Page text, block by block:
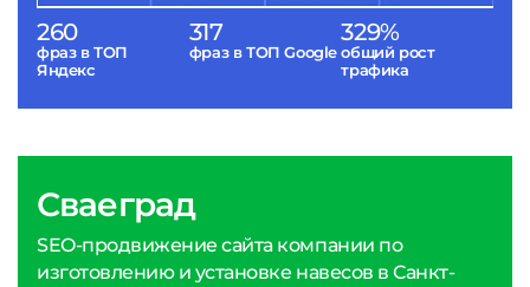
260
фраз в ТОП
Яндекс
317
фраз в ТОП Google
329%
общий рост
трафика
Сваеград
SEO-продвижение сайта компании по
изготовлению и установке навесов в Санкт-